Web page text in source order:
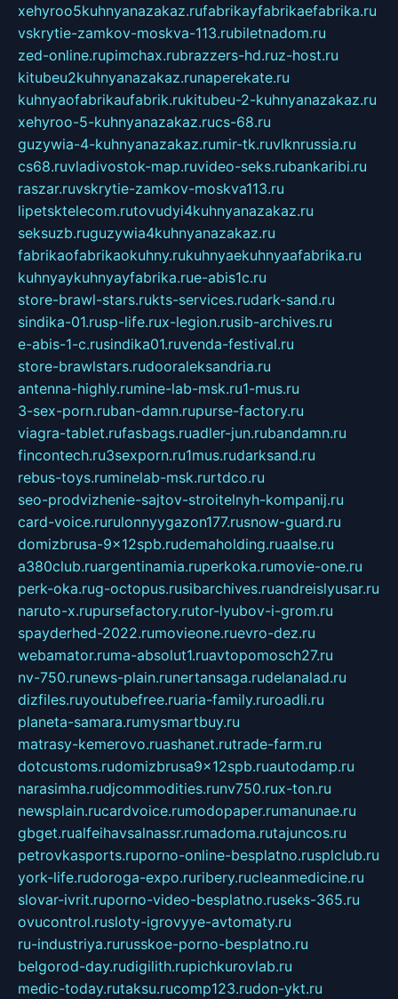
xehyroo5kuhnyanazakaz.rufabrikayfabrikaefabrika.ru
vskrytie-zamkov-moskva-113.rubiletnadom.ru
zed-online.rupimchax.rubrazzers-hd.ruz-host.ru
kitubeu2kuhnyanazakaz.runaperekate.ru
kuhnyaofabrikaufabrik.rukitubeu-2-kuhnyanazakaz.ru
xehyroo-5-kuhnyanazakaz.rucs-68.ru
guzywia-4-kuhnyanazakaz.rumir-tk.ruvlknrussia.ru
cs68.ruvladivostok-map.ruvideo-seks.rubankaribi.ru
raszar.ruvskrytie-zamkov-moskva113.ru
lipetsktelecom.rutovudyi4kuhnyanazakaz.ru
seksuzb.ruguzywia4kuhnyanazakaz.ru
fabrikaofabrikaokuhny.rukuhnyaekuhnyaafabrika.ru
kuhnyaykuhnyayfabrika.rue-abis1c.ru
store-brawl-stars.rukts-services.rudark-sand.ru
sindika-01.rusp-life.rux-legion.rusib-archives.ru
e-abis-1-c.rusindika01.ruvenda-festival.ru
store-brawlstars.rudooraleksandria.ru
antenna-highly.rumine-lab-msk.ru1-mus.ru
3-sex-porn.ruban-damn.rupurse-factory.ru
viagra-tablet.rufasbags.ruadler-jun.rubandamn.ru
fincontech.ru3sexporn.ru1mus.rudarksand.ru
rebus-toys.ruminelab-msk.rurtdco.ru
seo-prodvizhenie-sajtov-stroitelnyh-kompanij.ru
card-voice.rurulonnyygazon177.rusnow-guard.ru
domizbrusa-9x12spb.rudemaholding.ruaalse.ru
a380club.ruargentinamia.ruperkoka.rumovie-one.ru
perk-oka.rug-octopus.rusibarchives.ruandreislyusar.ru
naruto-x.rupursefactory.rutor-lyubov-i-grom.ru
spayderhed-2022.rumovieone.ruevro-dez.ru
webamator.ruma-absolut1.ruavtopomosch27.ru
nv-750.runews-plain.runertansaga.rudelanalad.ru
dizfiles.ruyoutubefree.ruaria-family.ruroadli.ru
planeta-samara.rumysmartbuy.ru
matrasy-kemerovo.ruashanet.rutrade-farm.ru
dotcustoms.rudomizbrusa9x12spb.ruautodamp.ru
narasimha.rudjcommodities.runv750.rux-ton.ru
newsplain.rucardvoice.rumodopaper.rumanunae.ru
gbget.rualfeihavsalnassr.rumadoma.rutajuncos.ru
petrovkasports.ruporno-online-besplatno.rusplclub.ru
york-life.rudoroga-expo.ruribery.rucleanmedicine.ru
slovar-ivrit.ruporno-video-besplatno.ruseks-365.ru
ovucontrol.rusloty-igrovyye-avtomaty.ru
ru-industriya.rurusskoe-porno-besplatno.ru
belgorod-day.rudigilith.rupichkurovlab.ru
medic-today.rutaksu.rucomp123.rudon-ykt.ru